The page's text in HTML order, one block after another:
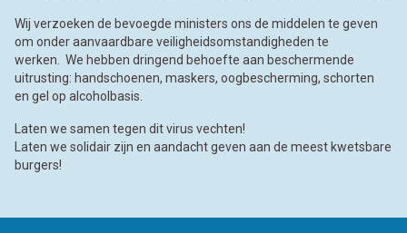
Wij verzoeken de bevoegde ministers ons de middelen te geven
om onder aanvaardbare veiligheidsomstandigheden te
werken. We hebben dringend behoefte aan beschermende
uitrusting: handschoenen, maskers, oogbescherming, schorten
en gel op alcoholbasis.
Laten we samen tegen dit virus vechten!
Laten we solidair zijn en aandacht geven aan de meest kwetsbare
burgers!